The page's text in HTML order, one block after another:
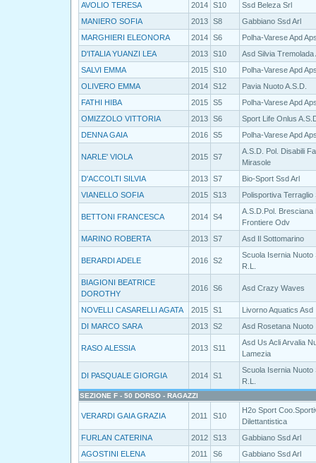
AVOLIO TERESA
2014 S10
Ssd Beleza Srl
MANIERO SOFIA
2013 S8
Gabbiano Ssd Arl
MARGHIERI ELEONORA
2014 S6
Polha-Varese Apd
D'ITALIA YUANZI LEA
2013 S10
Asd Silvia Tremolada
SALVI EMMA
2015 S10
Polha-Varese Apd
OLIVERO EMMA
2014 S12
Pavia Nuoto A.S.D.
FATHI HIBA
2015 S5
Polha-Varese Apd
OMIZZOLO VITTORIA
2013 S6
Sport Life Onlus
DENNA GAIA
2016 S5 Polha-Varese Apd
NARLE' VIOLA 2015 S7
A.S.D. Pol. Disabili
Mirasole
D'ACCOLTI SILVIA
2013 S7
Bio-Sport Ssd Arl
VIANELLO SOFIA
2015 S13 Polisportiva Terraglio
BETTONI FRANCESCA 2014 S4
A.S.D.Pol. Bresciana
Frontiere Odv
MARINO ROBERTA
2013 S7 Asd Il Sottomarino
BERARDI ADELE 2016 S2
Scuola Isernia Nuoto
R.L.
BIAGIONI BEATRICE
DOROTHY
2016 S6 Asd Crazy Waves
NOVELLI CASARELLI AGATA 2015 S1
Livorno Aquatics Asd
DI MARCO SARA
2013 S2 Asd Rosetana Nuoto
RASO ALESSIA 2013 S11
Asd Us Acli Arvalia
Lamezia
DI PASQUALE GIORGIA 2014 S1
Scuola Isernia Nuoto
R.L.
SEZIONE F - 50 DORSO - RAGAZZI
VERARDI GAIA GRAZIA 2011 S10
H2o Sport
Dilettantistica
FURLAN CATERINA
2012 S13
Gabbiano Ssd Arl
AGOSTINI ELENA
2011 S6
Gabbiano Ssd Arl